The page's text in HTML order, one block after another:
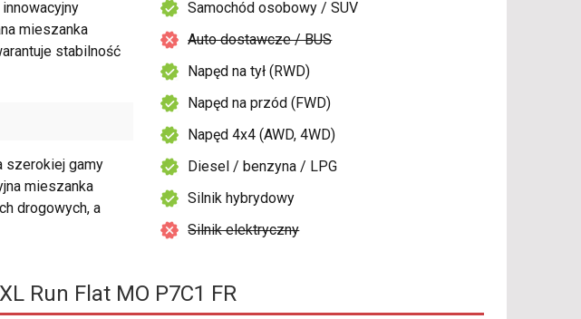
mieszanka
stabilność
szerokiej gamy
mieszanka
drogowych, a
Samochód osobowy / SUV
Auto dostawcze / BUS
Napęd na tył (RWD)
Napęd na przód (FWD)
Napęd 4x4 (AWD, 4WD)
Diesel / benzyna / LPG
Silnik hybrydowy
Silnik elektryczny
Run Flat MO P7C1 FR